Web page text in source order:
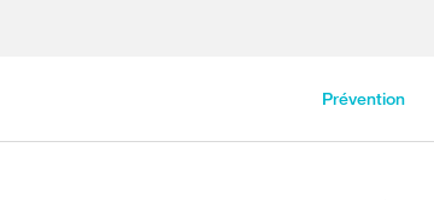
Prévention